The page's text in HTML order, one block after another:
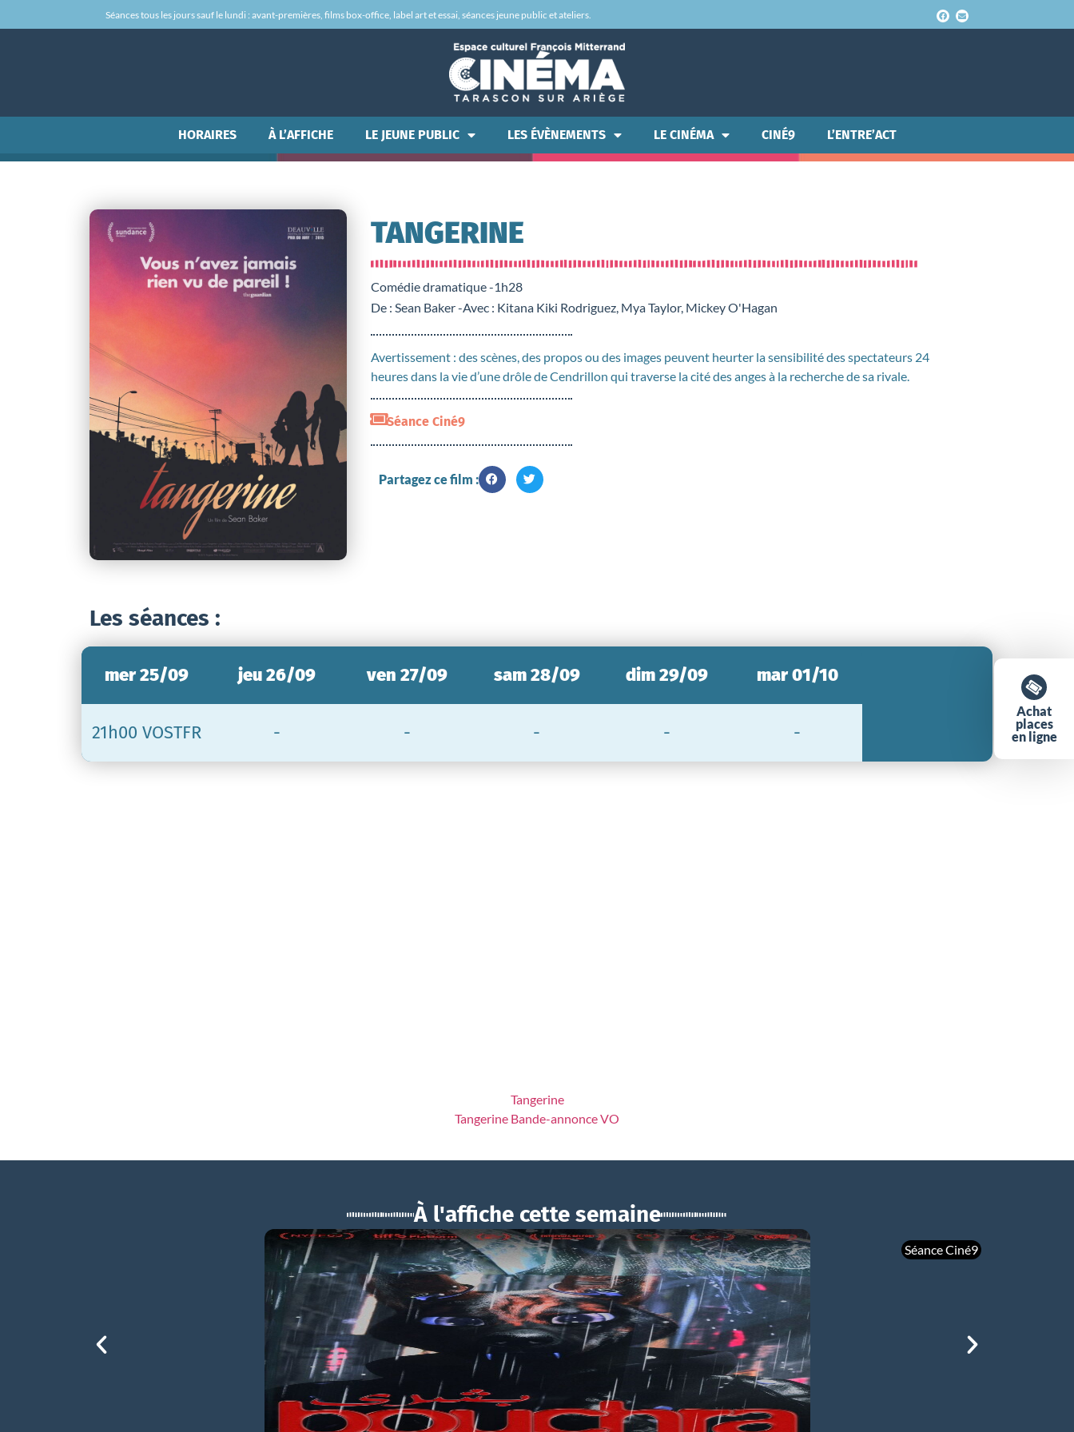
Séances tous les jours sauf le lundi : avant-premières, films box-office, label art et essai, séances jeune public et ateliers.
HORAIRES À L’AFFICHE LE JEUNE PUBLIC LES ÉVÈNEMENTS LE CINÉMA CINÉ9 L’ENTRE’ACT
TANGERINE
Comédie dramatique -1h28
De : Sean Baker -Avec : Kitana Kiki Rodriguez, Mya Taylor, Mickey O'Hagan
Avertissement : des scènes, des propos ou des images peuvent heurter la sensibilité des spectateurs 24
heures dans la vie d’une drôle de Cendrillon qui traverse la cité des anges à la recherche de sa rivale.
Séance Ciné9
Partagez ce film :
Les séances :
Achat
places
en ligne
mer 25/09
21h00 VOSTFR
jeu 26/09
-
ven 27/09
-
sam 28/09
-
dim 29/09
-
mar 01/10
-
Tangerine
Tangerine Bande-annonce VO
À l'affiche cette semaine
Séance Ciné9
BOUCHRA
mer 05/08
21h00